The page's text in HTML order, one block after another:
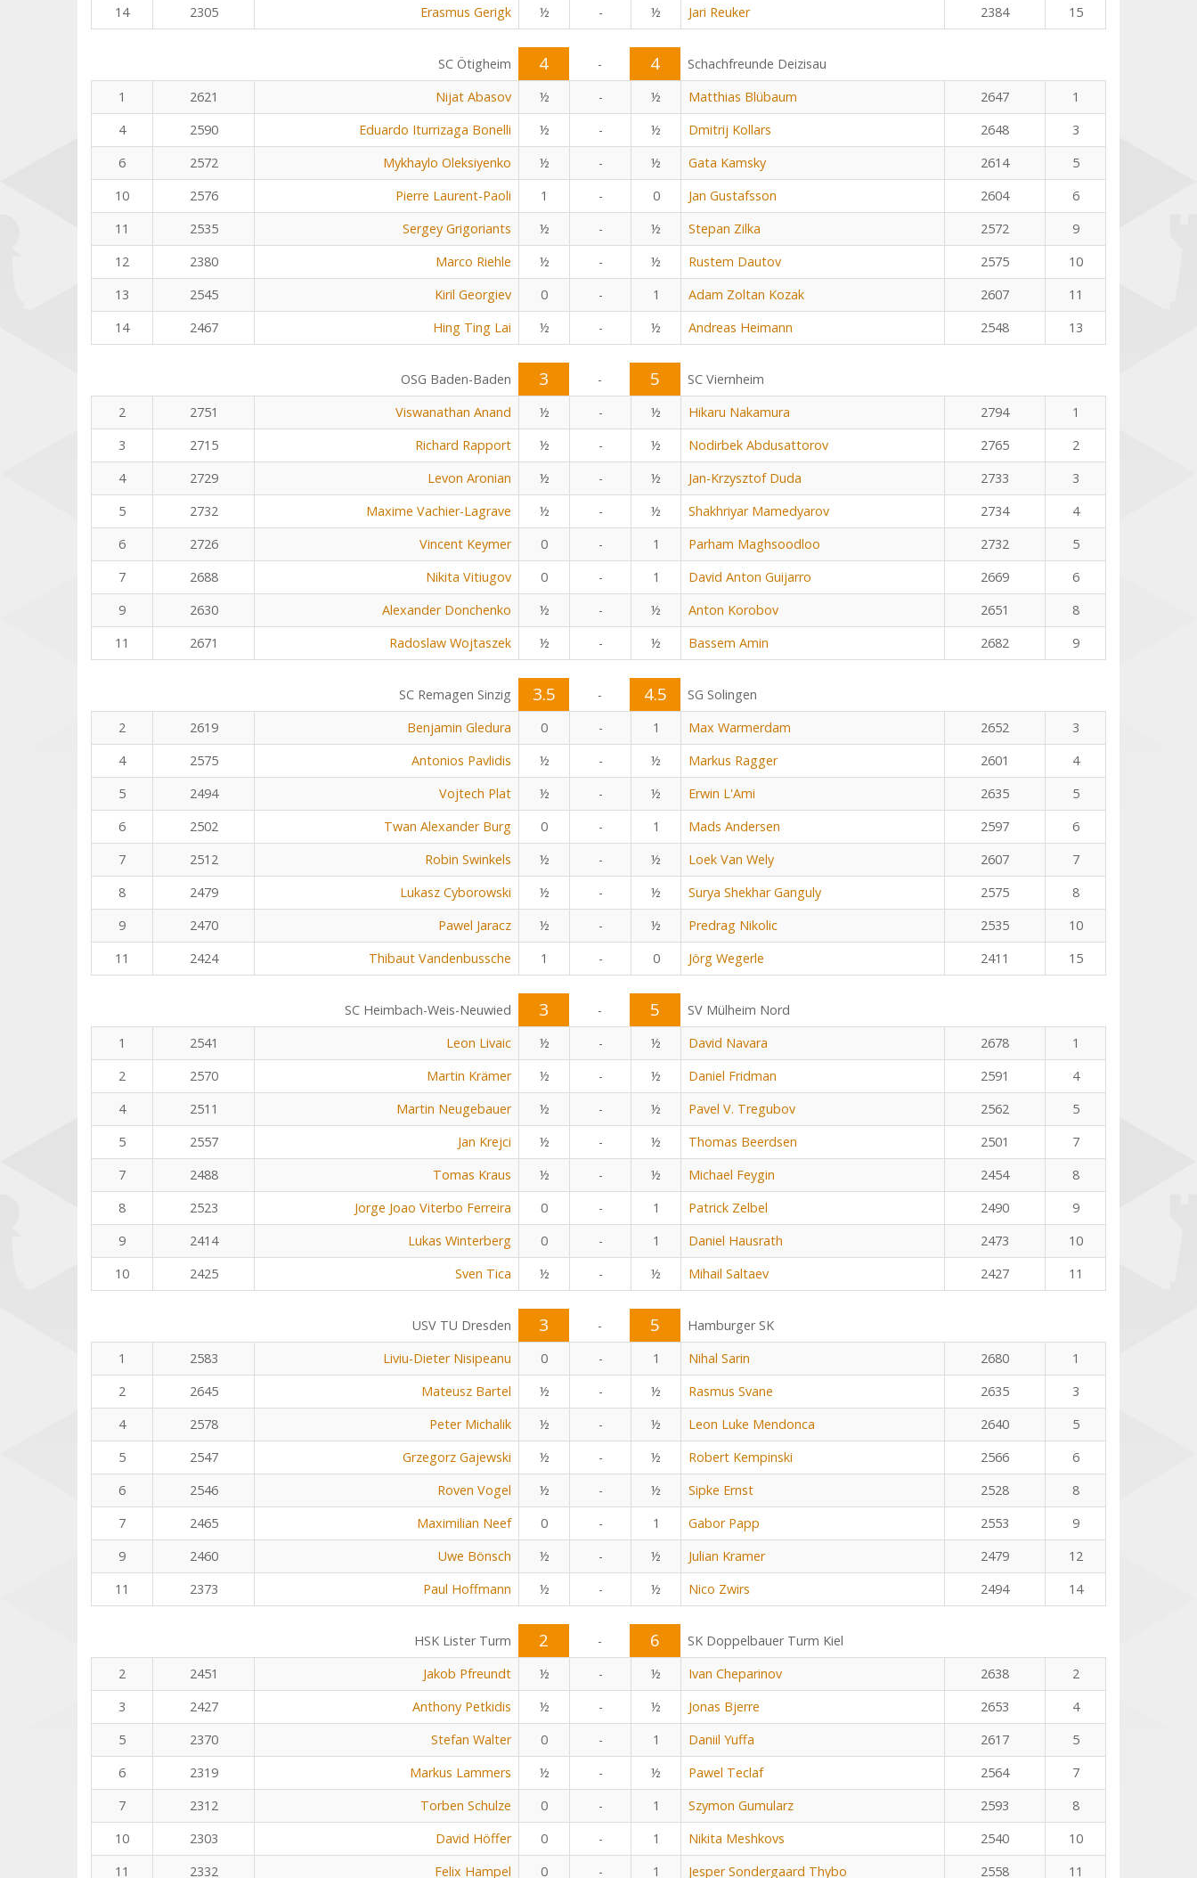
14
2305 Erasmus Gerigk ½ - ½ Jari Reuker 2384 15
SC Ötigheim 4 - 4
Schachfreunde Deizisau
1
2621 Nijat Abasov ½ - ½ Matthias Blübaum 2647
1
4
2590 Eduardo Iturrizaga Bonelli ½ - ½ Dmitrij Kollars 2648
3
6
2572 Mykhaylo Oleksiyenko ½ - ½ Gata Kamsky 2614
5
10
2576 Pierre Laurent-Paoli 1 - 0 Jan Gustafsson 2604
6
11
2535 Sergey Grigoriants ½ - ½ Stepan Zilka 2572
9
12
2380 Marco Riehle ½ - ½ Rustem Dautov 2575
10
13
2545 Kiril Georgiev 0 - 1 Adam Zoltan Kozak 2607
11
14
2467 Hing Ting Lai ½ - ½ Andreas Heimann 2548 13
OSG Baden-Baden 3 - 5
SC Viernheim
2
2751 Viswanathan Anand ½ - ½ Hikaru Nakamura 2794
1
3
2715 Richard Rapport ½ - ½ Nodirbek Abdusattorov 2765
2
4
2729 Levon Aronian ½ - ½ Jan-Krzysztof Duda 2733
3
5
2732 Maxime Vachier-Lagrave ½ - ½ Shakhriyar Mamedyarov 2734
4
6
2726 Vincent Keymer 0 - 1 Parham Maghsoodloo 2732
5
7
2688 Nikita Vitiugov 0 - 1 David Anton Guijarro 2669
6
9
2630 Alexander Donchenko ½ - ½ Anton Korobov 2651
8
11
2671 Radoslaw Wojtaszek ½ - ½ Bassem Amin 2682 9
SC Remagen Sinzig 3.5 - 4.5
SG Solingen
2
2619 Benjamin Gledura 0 - 1 Max Warmerdam 2652
3
4
2575 Antonios Pavlidis ½ - ½ Markus Ragger 2601
4
5
2494 Vojtech Plat ½ - ½ Erwin L'Ami 2635
5
6
2502 Twan Alexander Burg 0 - 1 Mads Andersen 2597
6
7
2512 Robin Swinkels ½ - ½ Loek Van Wely 2607
7
8
2479 Lukasz Cyborowski ½ - ½ Surya Shekhar Ganguly 2575
8
9
2470 Pawel Jaracz ½ - ½ Predrag Nikolic 2535
10
11
2424 Thibaut Vandenbussche 1 - 0 Jörg Wegerle 2411 15
SC Heimbach-Weis-Neuwied 3 - 5
SV Mülheim Nord
1
2541 Leon Livaic ½ - ½ David Navara 2678
1
2
2570 Martin Krämer ½ - ½ Daniel Fridman 2591
4
4
2511 Martin Neugebauer ½ - ½ Pavel V. Tregubov 2562
5
5
2557 Jan Krejci ½ - ½ Thomas Beerdsen 2501
7
7
2488 Tomas Kraus ½ - ½ Michael Feygin 2454
8
8
2523 Jorge Joao Viterbo Ferreira 0 - 1 Patrick Zelbel 2490
9
9
2414 Lukas Winterberg 0 - 1 Daniel Hausrath 2473
10
10
2425 Sven Tica ½ - ½ Mihail Saltaev 2427 11
USV TU Dresden 3 - 5
Hamburger SK
1
2583 Liviu-Dieter Nisipeanu 0 - 1 Nihal Sarin 2680
1
2
2645 Mateusz Bartel ½ - ½ Rasmus Svane 2635
3
4
2578 Peter Michalik ½ - ½ Leon Luke Mendonca 2640
5
5
2547 Grzegorz Gajewski ½ - ½ Robert Kempinski 2566
6
6
2546 Roven Vogel ½ - ½ Sipke Ernst 2528
8
7
2465 Maximilian Neef 0 - 1 Gabor Papp 2553
9
9
2460 Uwe Bönsch ½ - ½ Julian Kramer 2479
12
11
2373 Paul Hoffmann ½ - ½ Nico Zwirs 2494 14
HSK Lister Turm 2 - 6
SK Doppelbauer Turm Kiel
2
2451 Jakob Pfreundt ½ - ½ Ivan Cheparinov 2638
2
3
2427 Anthony Petkidis ½ - ½ Jonas Bjerre 2653
4
5
2370 Stefan Walter 0 - 1 Daniil Yuffa 2617
5
6
2319 Markus Lammers ½ - ½ Pawel Teclaf 2564
7
7
2312 Torben Schulze 0 - 1 Szymon Gumularz 2593
8
10
2303 David Höffer 0 - 1 Nikita Meshkovs 2540
10
11
2332 Felix Hampel 0 - 1 Jesper Sondergaard Thybo 2558 11